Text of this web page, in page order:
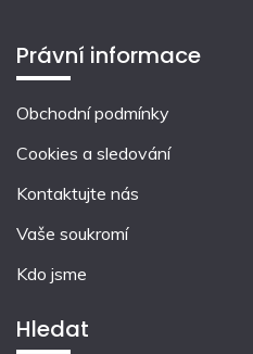
Právní informace
Obchodní podmínky
Cookies a sledování
Kontaktujte nás
Vaše soukromí
Kdo jsme
Hledat